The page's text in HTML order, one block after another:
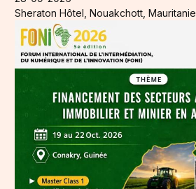
Sheraton Hôtel, Nouakchott, Mauritanie